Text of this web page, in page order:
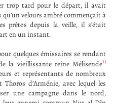
trop tard pour le départ, il avait
qu’un velours ambré commençait à
prêtes depuis la veille, il s’était
en un instant.
quelques émissaires se rendant
la vieillissante reine Mélisende1)
et représentants de nombreux
d’Arménie, avec lequel les
une campagne dans le nord,